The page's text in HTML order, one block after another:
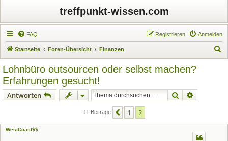
treffpunkt-wissen.com
FAQ Anmelden
Registrieren
Startseite Foren-Übersicht Finanzen
Lohnbüro outsourcen oder selbst machen?
Erfahrungen gesucht!
Antworten Suche
11 Beiträge Vorherige
1 2
WestCoast$$